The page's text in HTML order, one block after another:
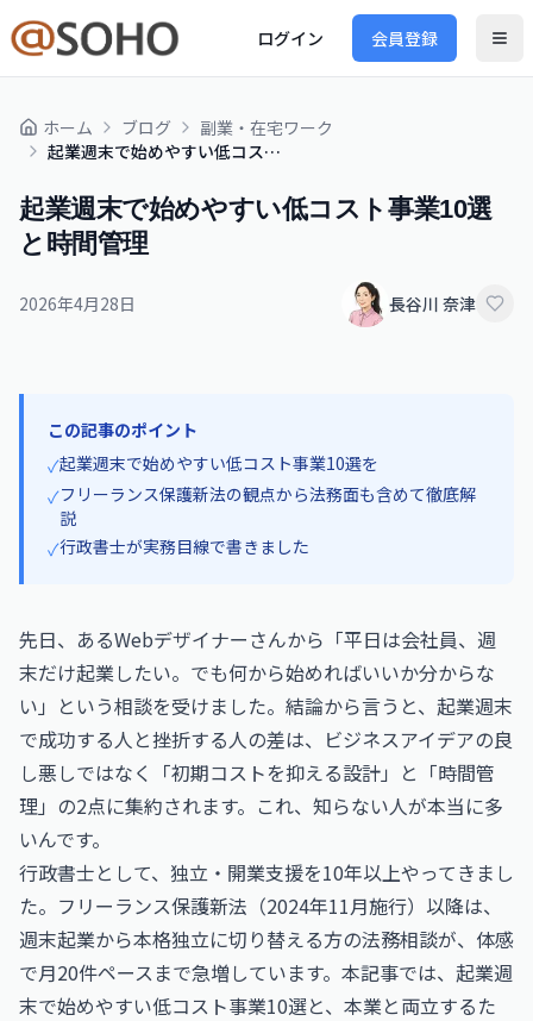
ログイン 会員登録
ホーム ブログ
副業・在宅ワーク
起業週末で始めやすい低コスト事業10選と時間管理
起業週末で始めやすい低コスト事業10選
と時間管理
2026年4月28日 長谷川 奈津
この記事のポイント
✓起業週末で始めやすい低コスト事業10選を
✓フリーランス保護新法の観点から法務面も含めて徹底解
説
✓行政書士が実務目線で書きました
先日、あるWebデザイナーさんから「平日は会社員、週
末だけ起業したい。でも何から始めればいいか分からな
い」という相談を受けました。結論から言うと、起業週末
で成功する人と挫折する人の差は、ビジネスアイデアの良
し悪しではなく「初期コストを抑える設計」と「時間管
理」の2点に集約されます。これ、知らない人が本当に多
いんです。
行政書士として、独立・開業支援を10年以上やってきまし
た。フリーランス保護新法（2024年11月施行）以降は、
週末起業から本格独立に切り替える方の法務相談が、体感
で月20件ペースまで急増しています。本記事では、起業週
末で始めやすい低コスト事業10選と、本業と両立するた